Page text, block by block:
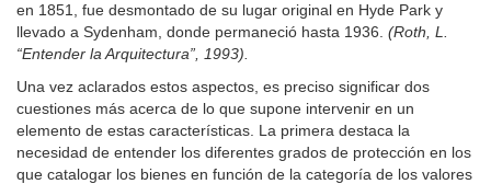
en 1851, fue desmontado de su lugar original en Hyde Park y
llevado a Sydenham, donde permaneció hasta 1936. (Roth, L.
“Entender la Arquitectura”, 1993).
Una vez aclarados estos aspectos, es preciso significar dos
cuestiones más acerca de lo que supone intervenir en un
elemento de estas características. La primera destaca la
necesidad de entender los diferentes grados de protección en los
que catalogar los bienes en función de la categoría de los valores